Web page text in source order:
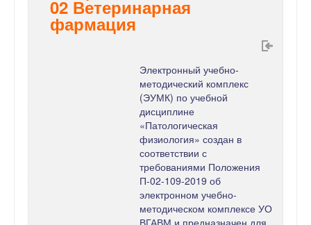
02 Ветеринарная
фармация
Электронный учебно-
методический комплекс
(ЭУМК) по учебной
дисциплине
«Патологическая
физиология» создан в
соответствии с
требованиями Положения
П-02-109-2019 об
электронном учебно-
методическом комплексе УО
ВГАВМ и предназначен для